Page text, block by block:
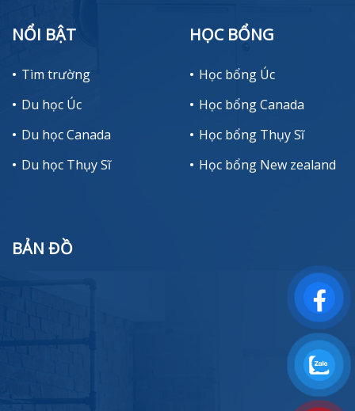
NỔI BẬT
Tìm trường
Du học Úc
Du học Canada
Du học Thụy Sĩ
HỌC BỔNG
Học bổng Úc
Học bổng Canada
Học bổng Thụy Sĩ
Học bổng New zealand
BẢN ĐỒ